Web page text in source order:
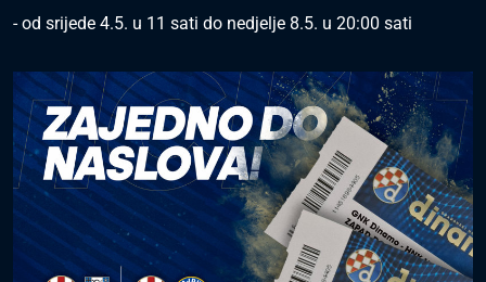
- od srijede 4.5. u 11 sati do nedjelje 8.5. u 20:00 sati